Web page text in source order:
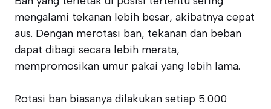
mengalami tekanan lebih besar, akibatnya cepat
aus. Dengan merotasi ban, tekanan dan beban
dapat dibagi secara lebih merata,
mempromosikan umur pakai yang lebih lama.
Rotasi ban biasanya dilakukan setiap 5.000